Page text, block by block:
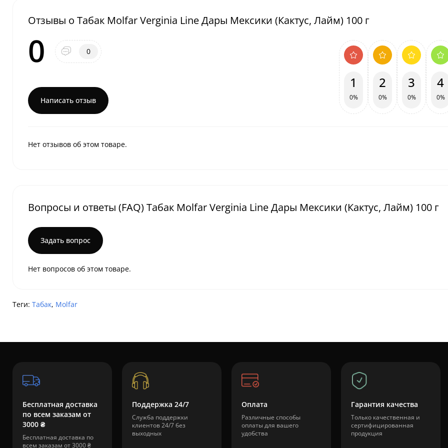
Отзывы о Табак Molfar Verginia Line Дары Мексики (Кактус, Лайм) 100 г
0 0
Написать отзыв
1
0%
2
0%
3
0%
4
0%
Нет отзывов об этом товаре.
Вопросы и ответы (FAQ) Табак Molfar Verginia Line Дары Мексики (Кактус, Лайм) 100 г
Задать вопрос
Нет вопросов об этом товаре.
Теги: Табак, Molfar
Бесплатная доставка
по всем заказам от
3000 ₴
Бесплатная доставка по
всем заказам от 3000 ₴
Поддержка 24/7
Служба поддержки
клиентов 24/7 без
выходных
Оплата
Различные способы
оплаты для вашего
удобства
Гарантия качества
Только качественная и
сертифицированная
продукция